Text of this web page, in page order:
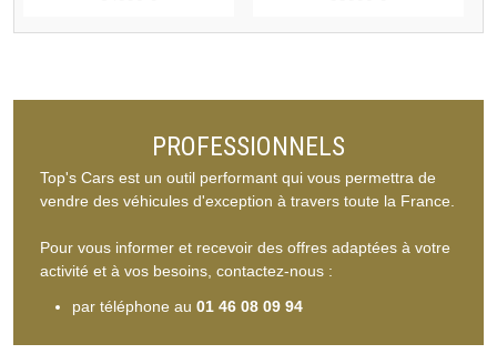
PROFESSIONNELS
Top's Cars est un outil performant qui vous permettra de
vendre des véhicules d'exception à travers toute la France.
Pour vous informer et recevoir des offres adaptées à votre
activité et à vos besoins, contactez-nous :
par téléphone au 01 46 08 09 94